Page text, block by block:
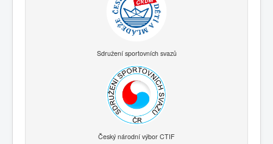
Sdružení sportovních svazů
Český národní výbor CTIF